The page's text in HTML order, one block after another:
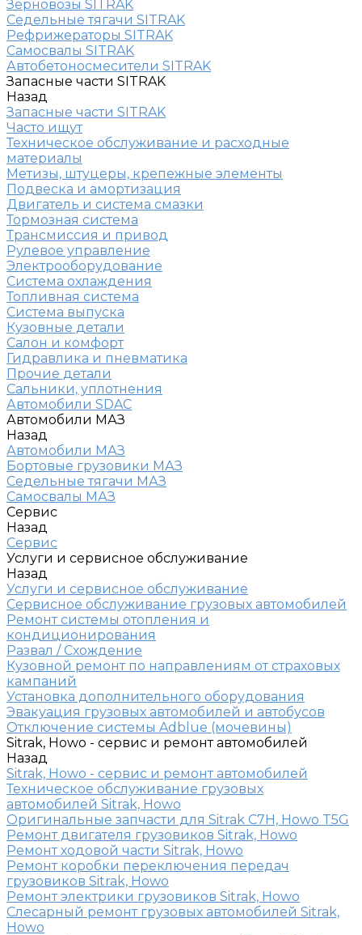
Зерновозы SITRAK
Седельные тягачи SITRAK
Рефрижераторы SITRAK
Самосвалы SITRAK
Автобетоносмесители SITRAK
Запасные части SITRAK
Назад
Запасные части SITRAK
Часто ищут
Техническое обслуживание и расходные
материалы
Метизы, штуцеры, крепежные элементы
Подвеска и амортизация
Двигатель и система смазки
Тормозная система
Трансмиссия и привод
Рулевое управление
Электрооборудование
Система охлаждения
Топливная система
Система выпуска
Кузовные детали
Салон и комфорт
Гидравлика и пневматика
Прочие детали
Сальники, уплотнения
Автомобили SDAC
Автомобили МАЗ
Назад
Автомобили МАЗ
Бортовые грузовики МАЗ
Седельные тягачи МАЗ
Самосвалы МАЗ
Сервис
Назад
Сервис
Услуги и сервисное обслуживание
Назад
Услуги и сервисное обслуживание
Сервисное обслуживание грузовых автомобилей
Ремонт системы отопления и
кондиционирования
Развал / Схождение
Кузовной ремонт по направлениям от страховых
кампаний
Установка дополнительного оборудования
Эвакуация грузовых автомобилей и автобусов
Отключение системы Adblue (мочевины)
Sitrak, Howo - сервис и ремонт автомобилей
Назад
Sitrak, Howo - сервис и ремонт автомобилей
Техническое обслуживание грузовых
автомобилей Sitrak, Howo
Оригинальные запчасти для Sitrak C7H, Howo T5G
Ремонт двигателя грузовиков Sitrak, Howo
Ремонт ходовой части Sitrak, Howo
Ремонт коробки переключения передач
грузовиков Sitrak, Howo
Ремонт электрики грузовиков Sitrak, Howo
Слесарный ремонт грузовых автомобилей Sitrak,
Howo